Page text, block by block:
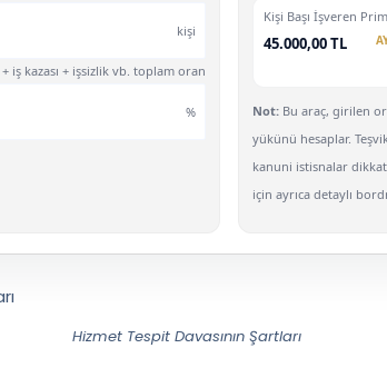
kişi
+ iş kazası + işsizlik vb. toplam oran
%
Kişi Başı İşveren
45.000,00 TL
Not:Bu araç, girilen
yükünü hesaplar.
kanuni istisnalar
için ayrıca detaylı
Hizmet Tespit Davasının Şartları